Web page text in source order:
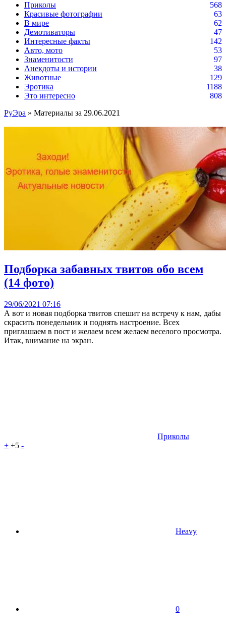
Приколы
568
Красивые фотографии
63
В мире
62
Демотиваторы
47
Интересные факты
142
Авто, мото
53
Знаменитости
97
Анекдоты и истории
38
Животные
129
Эротика
1188
Это интересно
808
РуЭра » Материалы за 29.06.2021
Подборка забавных твитов обо всем
(14 фото)
29/06/2021 07:16
А вот и новая подборка твитов спешит на встречу к нам, дабы
скрасить понедельник и поднять настроение. Всех
приглашаем в пост и желаем всем желаем веселого просмотра.
Итак, внимание на экран.
Приколы
+ +5 -
Heavy
0